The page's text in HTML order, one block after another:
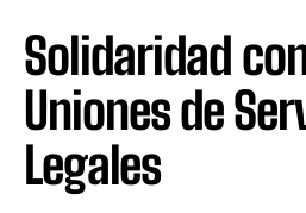
Solidaridad
Uniones de
Legales